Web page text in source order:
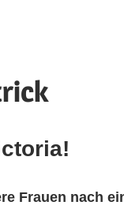
!
Frauen nach